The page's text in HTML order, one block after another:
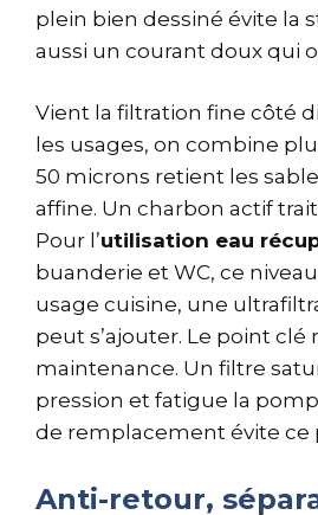
plein bien dessiné évite la
aussi un courant doux qui
Vient la filtration fine côté
les usages, on combine
50 microns retient les
affine. Un charbon actif
Pour l’utilisation eau
buanderie et WC, ce
usage cuisine, une
peut s’ajouter. Le point clé
maintenance. Un filtre
pression et fatigue la
de remplacement évite ce
Anti-retour,